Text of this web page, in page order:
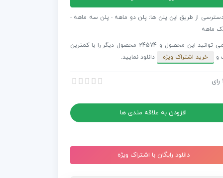
از طریق این پلن ها: پلن دو ماهه - پلن سه ماهه -
ماهه
شما می توانید این محصول و 24574 محصول دیگر را با کمترین
و
خرید اشتراک ویژه دانلود نمایید.
افترافکت اینترو انتزاعی کلاسیک 1 رای
افزودن به علاقه مندی ها
دانلود رایگان با اشتراک ویژه